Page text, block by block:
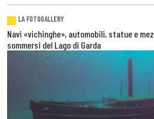
LA FOTOGALLERY
Navi «vichinghe», automobili, statue e
sommersi del Lago di Garda